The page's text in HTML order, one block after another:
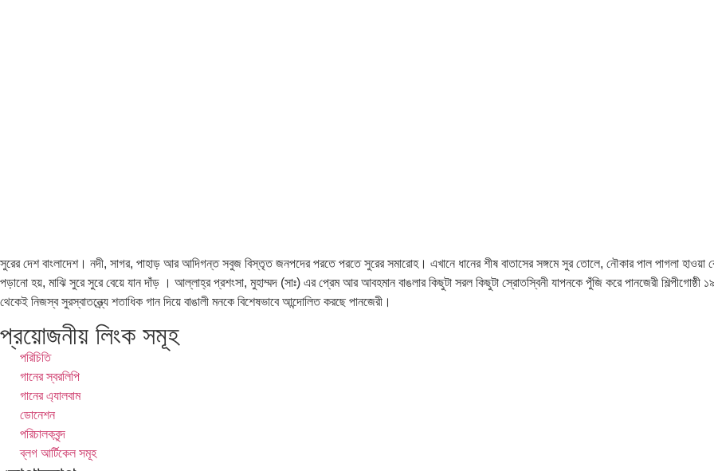
সুরের দেশ বাংলাদেশ। নদী, সাগর, পাহাড় আর আদিগন্ত সবুজ বিস্তৃত জনপদের পরতে পরতে সুরের সমারোহ। এখানে ধানের শীষ বাতাসের সঙ্গমে সুর তোলে, নৌকার পাল পাগলা হাওয়া
পড়ানো হয়, মাঝি সুরে সুরে বেয়ে যান দাঁড় । আল্লাহ্র প্রশংসা, মুহাম্মদ (সাঃ) এর প্রেম আর আবহমান বাঙলার কিছুটা সরল কিছুটা স্রোতস্বিনী যাপনকে পুঁজি করে পানজেরী শিল্পীগোষ্ঠী
থেকেই নিজস্ব সুরস্বাতন্ত্র্যে শতাধিক গান দিয়ে বাঙালী মনকে বিশেষভাবে আন্দোলিত করছে পানজেরী।
প্রয়োজনীয় লিংক সমূহ
পরিচিতি
গানের স্বরলিপি
গানের এ্যালবাম
ডোনেশন
পরিচালকবৃন্দ
ব্লগ আর্টিকেল সমূহ